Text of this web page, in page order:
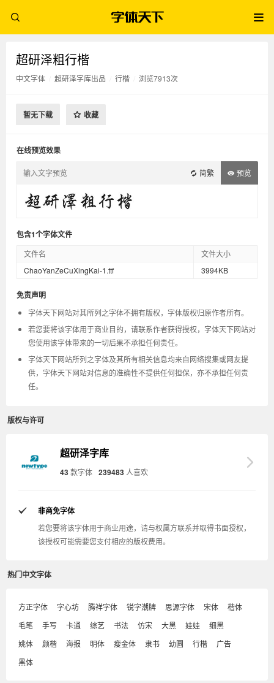
超研泽粗行楷
中文字体 超研泽字库出品 行楷 浏览7913次
暂无下载 收藏
在线预览效果
简繁 预览
包含1个字体文件
文件名
文件大小
ChaoYanZeCuXingKai-1.ttf
3994KB
免责声明
字体天下网站对其所列之字体不拥有版权，字体版权归原作者所有。
若您要将该字体用于商业目的，请联系作者获得授权，字体天下网站对
您使用该字体带来的一切后果不承担任何责任。
字体天下网站所列之字体及其所有相关信息均来自网络搜集或网友提
供，字体天下网站对信息的准确性不提供任何担保，亦不承担任何责
任。
版权与许可
超研泽字库
43款字体 239483 人喜欢
非商免字体
若您要将该字体用于商业用途，请与权属方联系并取得书面授权，
该授权可能需要您支付相应的版权费用。
热门中文字体
方正字体 字心坊 腾祥字体 锐字潮牌 思源字体 宋体
楷体
毛笔
手写 卡通 综艺 书法 仿宋 大黑 娃娃
细黑
姚体
颜楷 海报 明体 瘦金体 隶书 幼圆 行楷
广告
黑体